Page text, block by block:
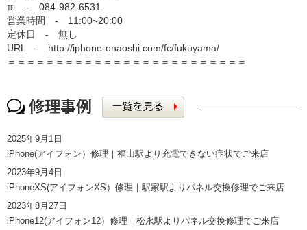
℡ ‐ 084-982-6531
営業時間 ‐ 11:00~20:00
定休日 ‐ 無し
URL ‐ http://iphone-onaoshi.com/fc/fukuyama/
＝＝＝＝＝＝＝＝＝＝＝＝＝＝＝＝＝＝＝＝＝＝＝＝＝
2025年9月1日
iPhone(アイフォン）修理｜福山駅より充電できない症状でご来店
2023年9月4日
iPhoneXS(アイフォンXS）修理｜駅家駅よりパネル交換修理でご来店
2023年8月27日
iPhone12(アイフォン12）修理｜松永駅よりパネル交換修理でご来店